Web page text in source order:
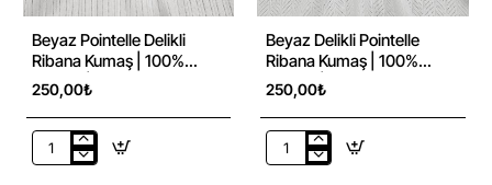
Beyaz Pointelle Delikli
Ribana Kumaş | 100%
Pamuk | Model-11
250,00₺
Beyaz
Beyaz Delikli Pointelle
Ribana Kumaş | 100%
Pamuk | Model-9
250,00₺
Beyaz